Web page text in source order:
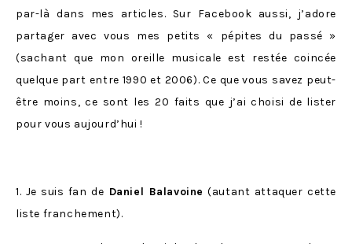
par-là dans mes articles. Sur Facebook aussi, j’adore
partager avec vous mes petits « pépites du passé »
(sachant que mon oreille musicale est restée coincée
quelque part entre 1990 et 2006). Ce que vous savez peut-
être moins, ce sont les 20 faits que j’ai choisi de lister
pour vous aujourd’hui !
1. Je suis fan de Daniel Balavoine (autant attaquer cette
liste franchement).